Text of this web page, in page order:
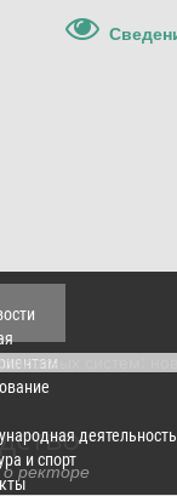
деятельность
и спорт
ректоре